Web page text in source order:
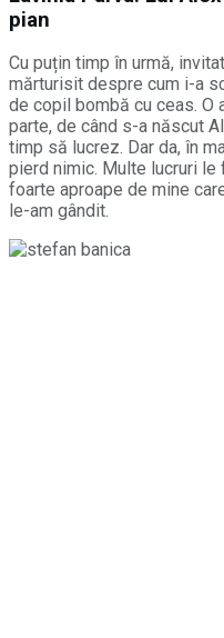
pian
Cu puțin timp în urmă,
mărturisit despre cum i-a
de copil bombă cu ceas. O
parte, de când s-a născut
timp să lucrez. Dar da, în
pierd nimic. Multe lucruri
foarte aproape de mine
le-am gândit.